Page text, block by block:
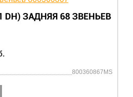
XCMG 860105607
руб.